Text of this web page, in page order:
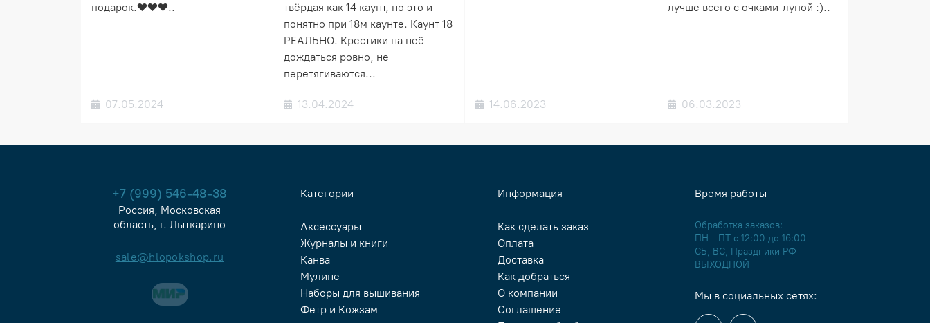
подарок.❤️❤️❤️..
07.05.2024
твёрдая как 14 каунт, но это и
понятно при 18м каунте. Каунт 18
РЕАЛЬНО. Крестики на неё
дождаться ровно, не
перетягиваются...
13.04.2024 14.06.2023
лучше всего с очками-лупой :)..
06.03.2023
+7 (999) 546-48-38
Россия, Московская
область, г. Лыткарино
sale@hlopokshop.ru
Категории
Аксессуары
Журналы и книги
Канва
Мулине
Наборы для вышивания
Фетр и Кожзам
Информация
Как сделать заказ
Оплата
Доставка
Как добраться
О компании
Соглашение
Время работы
Обработка заказов:
ПН - ПТ с 12:00 до 16:00
СБ, ВС, Праздники РФ -
ВЫХОДНОЙ
Мы в социальных сетях: